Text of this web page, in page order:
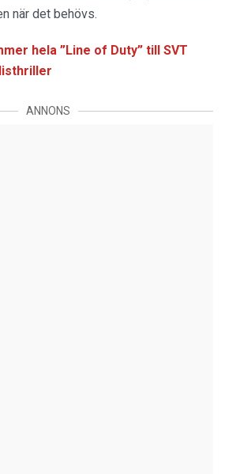
när det behövs.
hela ”Line of Duty” till SVT
ANNONS